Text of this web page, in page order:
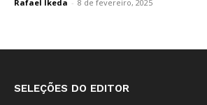
Rafael Ikeda - 8 de fevereiro, 2025
SELEÇÕES DO EDITOR